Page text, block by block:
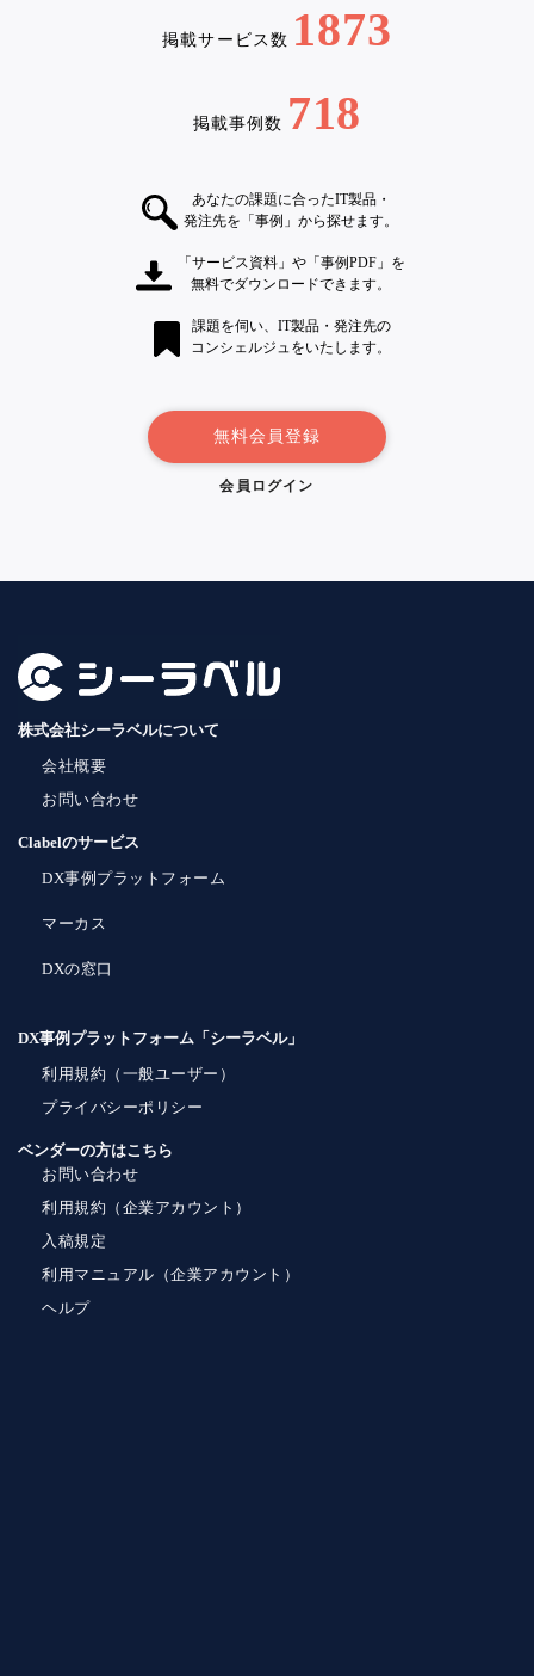
掲載サービス数 1873
掲載事例数 718
あなたの課題に合ったIT製品・
発注先を「事例」から探せます。
「サービス資料」や「事例PDF」を
無料でダウンロードできます。
課題を伺い、IT製品・発注先の
コンシェルジュをいたします。
無料会員登録
会員ログイン
株式会社シーラベルについて
会社概要
お問い合わせ
Clabelのサービス
DX事例プラットフォーム
マーカス
DXの窓口
DX事例プラットフォーム「シーラベル」
利用規約（一般ユーザー）
プライバシーポリシー
ベンダーの方はこちら
お問い合わせ
利用規約（企業アカウント）
入稿規定
利用マニュアル（企業アカウント）
ヘルプ